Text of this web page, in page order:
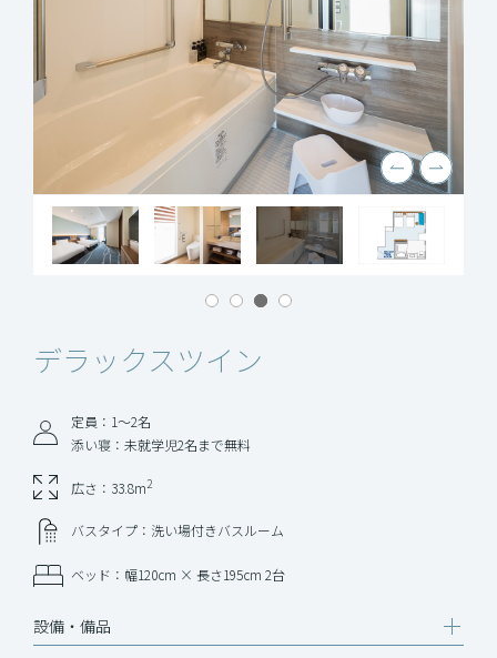
デラックスツイン
定員：1〜2名
添い寝：未就学児2名まで無料
広さ：33.8m2
バスタイプ：洗い場付きバスルーム
ベッド：幅120cm × 長さ195cm 2台
設備‧備品